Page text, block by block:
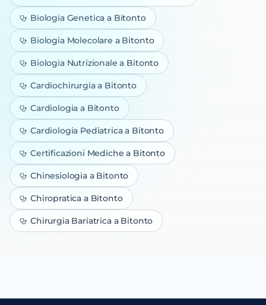
Biologia Genetica a Bitonto
Biologia Molecolare a Bitonto
Biologia Nutrizionale a Bitonto
Cardiochirurgiaa Bitonto
Cardiologia a Bitonto
Cardiologia Pediatricaa Bitonto
Certificazioni Mediche a Bitonto
Chinesiologiaa Bitonto
Chiropratica a Bitonto
Chirurgia Bariatricaa Bitonto